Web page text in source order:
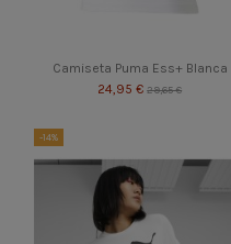
Camiseta Puma Ess+ Blanca
24,95 €29,65 €
-14%